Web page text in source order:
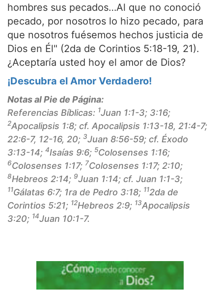
hombres sus pecados…Al que no conoció
pecado, por nosotros lo hizo pecado, para
que nosotros fuésemos hechos justicia de
Dios en Él" (2da de Corintios 5:18-19, 21).
¿Aceptaría usted hoy el amor de Dios?
¡Descubra el Amor Verdadero!
Notas al Pie de Página:
Referencias Bíblicas: 1Juan 1:1-3; 3:16;
2Apocalipsis 1:8; cf. Apocalipsis 1:13-18, 21:4-7;
22:6-7, 12-16, 20; 3Juan 8:56-59; cf. Éxodo
3:13-14; 4Isaías 9:6; 5Colosenses 1:16;
6Colosenses 1:17; 7Colosenses 1:17; 2:10;
8Hebreos 2:14; 9Juan 1:14; cf. Juan 1:1-3;
11Gálatas 6:7; 1ra de Pedro 3:18; 112da de
Corintios 5:21; 12Hebreos 2:9; 13Apocalipsis
3:20; 14Juan 10:1-7.